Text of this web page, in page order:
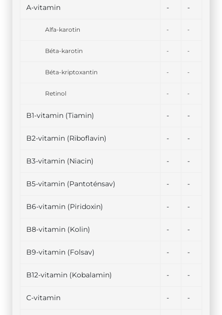
A-vitamin - -
Alfa-karotin - -
Béta-karotin - -
Béta-kriptoxantin - -
Retinol - -
B1-vitamin (Tiamin) - -
B2-vitamin (Riboflavin) - -
B3-vitamin (Niacin) - -
B5-vitamin (Pantoténsav) - -
B6-vitamin (Piridoxin) - -
B8-vitamin (Kolin) - -
B9-vitamin (Folsav) - -
B12-vitamin (Kobalamin) - -
C-vitamin - -